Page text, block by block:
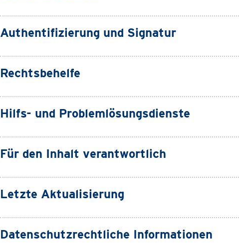
Authentifizierung und Signatur
Rechtsbehelfe
Hilfs- und Problemlösungsdienste
Für den Inhalt verantwortlich
Letzte Aktualisierung
Datenschutzrechtliche Informationen